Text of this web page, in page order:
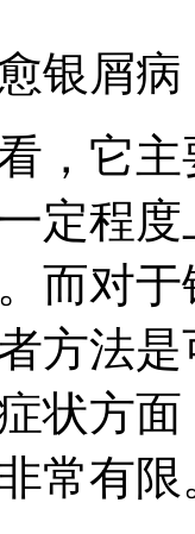
银屑病
，它
定程
而对
方法
状方
常有限